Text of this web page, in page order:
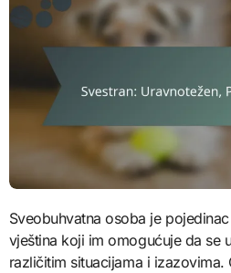
Sveobuhvatna osoba je pojedinac s raznolikim skupom
vještina koji im omogućuje da se
različitim situacijama i izazovima.